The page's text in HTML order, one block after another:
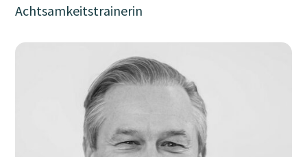
Achtsamkeitstrainerin